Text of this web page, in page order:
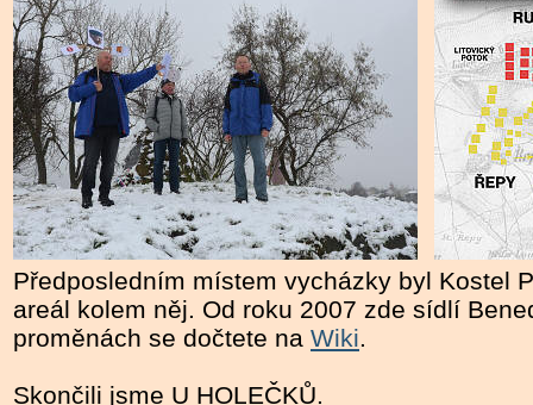
Předposledním místem vycházky byl Kostel
areál kolem něj. Od roku 2007 zde sídlí
proměnách se dočtete na Wiki.
Skončili jsme U HOLEČKŮ.